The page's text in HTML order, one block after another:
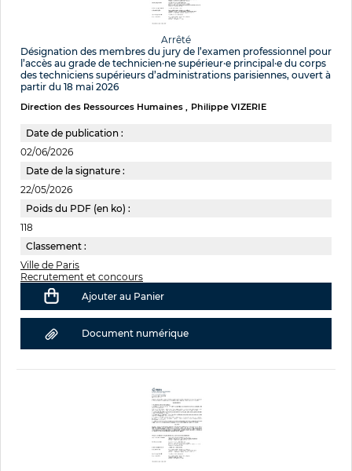
Arrêté
Désignation des membres du jury de l’examen professionnel pour
l’accès au grade de technicien·ne supérieur·e principal·e du corps
des techniciens supérieurs d’administrations parisiennes, ouvert à
partir du 18 mai 2026
Direction des Ressources Humaines Philippe VIZERIE
Date de publication :
02/06/2026
Date de la signature :
22/05/2026
Poids du PDF (en ko) :
118
Classement :
Ville de Paris
Recrutement et concours
Ajouter au Panier
Document numérique